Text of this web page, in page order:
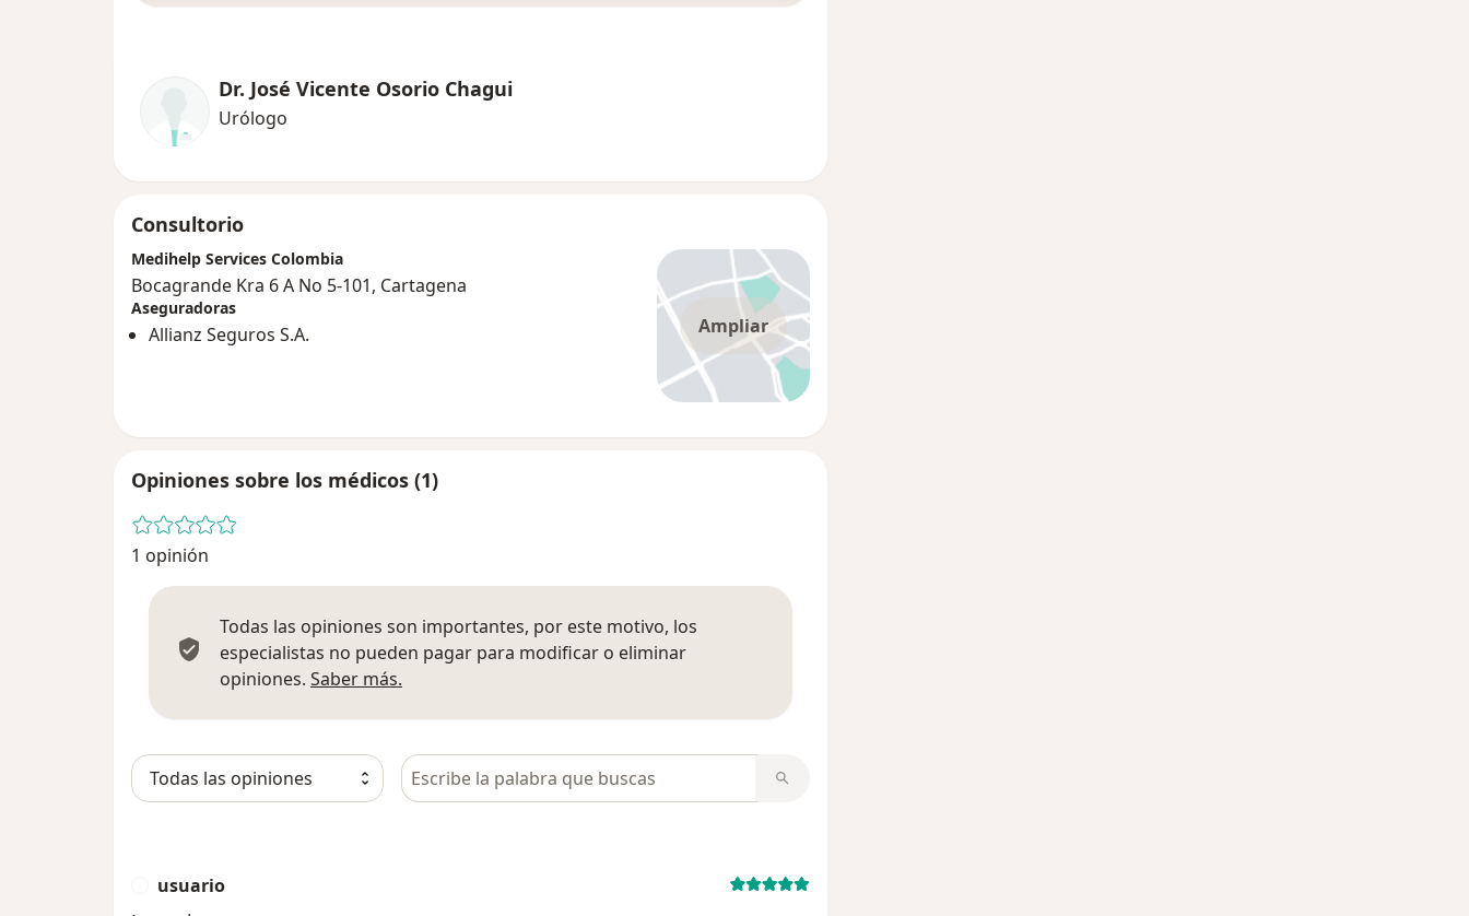
Dr. José Vicente Osorio Chagui
Urólogo
Consultorio
Ampliar
Medihelp Services Colombia
Bocagrande Kra 6 A No 5-101, Cartagena
Aseguradoras
Allianz Seguros S.A.
Opiniones sobre los médicos (1)
1 opinión
Todas las opiniones son importantes, por este motivo, los
especialistas no pueden pagar para modificar o eliminar
opiniones. Saber más.
Busca en opiniones
usuario